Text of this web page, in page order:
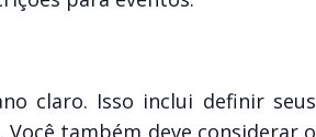
claro. Isso inclui definir seus